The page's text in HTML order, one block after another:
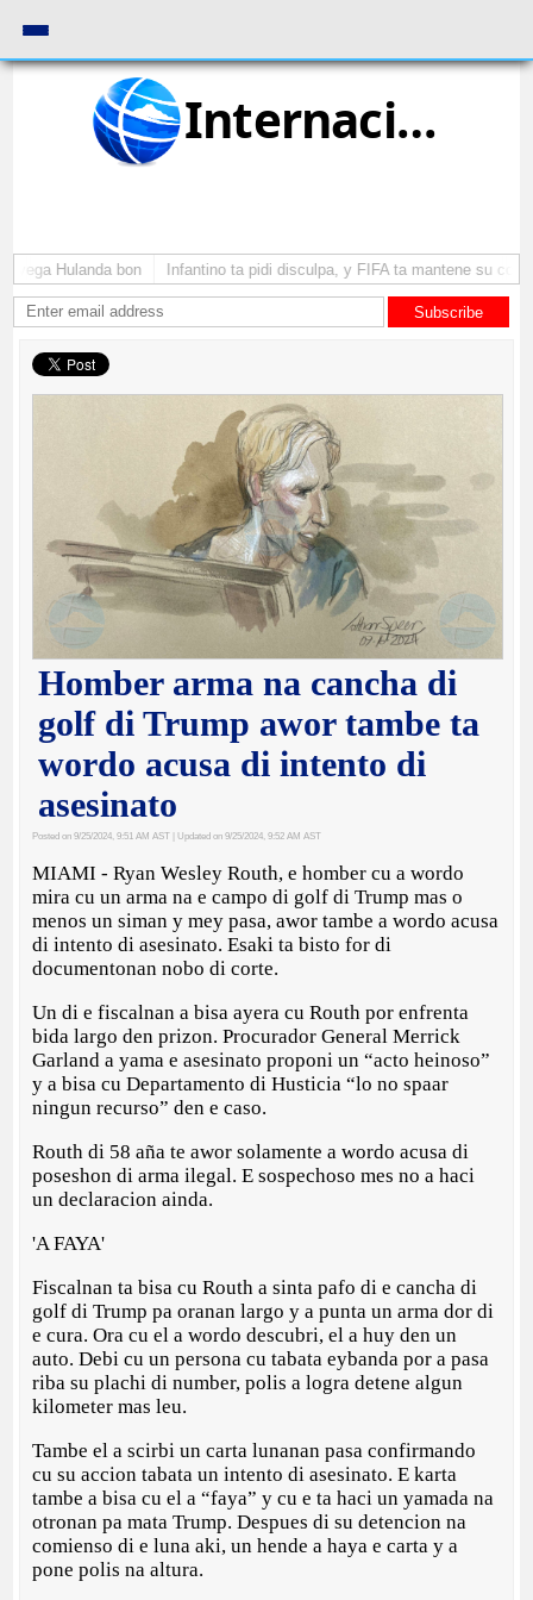
Internacional
yega Hulanda bon Infantino ta pidi disculpa, y FIFA ta mantene su como
Subscribe
Homber arma na cancha di
golf di Trump awor tambe ta
wordo acusa di intento di
asesinato
Posted on 9/25/2024, 9:51 AM AST | Updated on 9/25/2024, 9:52 AM AST
MIAMI - Ryan Wesley Routh, e homber cu a wordo
mira cu un arma na e campo di golf di Trump mas o
menos un siman y mey pasa, awor tambe a wordo acusa
di intento di asesinato. Esaki ta bisto for di
documentonan nobo di corte.
Un di e fiscalnan a bisa ayera cu Routh por enfrenta
bida largo den prizon. Procurador General Merrick
Garland a yama e asesinato proponi un “acto heinoso”
y a bisa cu Departamento di Husticia “lo no spaar
ningun recurso” den e caso.
Routh di 58 aña te awor solamente a wordo acusa di
poseshon di arma ilegal. E sospechoso mes no a haci
un declaracion ainda.
'A FAYA'
Fiscalnan ta bisa cu Routh a sinta pafo di e cancha di
golf di Trump pa oranan largo y a punta un arma dor di
e cura. Ora cu el a wordo descubri, el a huy den un
auto. Debi cu un persona cu tabata eybanda por a pasa
riba su plachi di number, polis a logra detene algun
kilometer mas leu.
Tambe el a scirbi un carta lunanan pasa confirmando
cu su accion tabata un intento di asesinato. E karta
tambe a bisa cu el a “faya” y cu e ta haci un yamada na
otronan pa mata Trump. Despues di su detencion na
comienso di e luna aki, un hende a haya e carta y a
pone polis na altura.